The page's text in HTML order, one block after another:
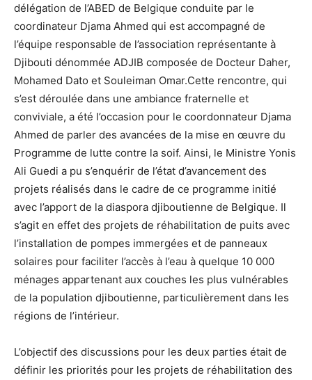
délégation de l’ABED de Belgique conduite par le
coordinateur Djama Ahmed qui est accompagné de
l’équipe responsable de l’association représentante à
Djibouti dénommée ADJIB composée de Docteur Daher,
Mohamed Dato et Souleiman Omar.Cette rencontre, qui
s’est déroulée dans une ambiance fraternelle et
conviviale, a été l’occasion pour le coordonnateur Djama
Ahmed de parler des avancées de la mise en œuvre du
Programme de lutte contre la soif. Ainsi, le Ministre Yonis
Ali Guedi a pu s’enquérir de l’état d’avancement des
projets réalisés dans le cadre de ce programme initié
avec l’apport de la diaspora djiboutienne de Belgique. Il
s’agit en effet des projets de réhabilitation de puits avec
l’installation de pompes immergées et de panneaux
solaires pour faciliter l’accès à l’eau à quelque 10 000
ménages appartenant aux couches les plus vulnérables
de la population djiboutienne, particulièrement dans les
régions de l’intérieur.
L’objectif des discussions pour les deux parties était de
définir les priorités pour les projets de réhabilitation des